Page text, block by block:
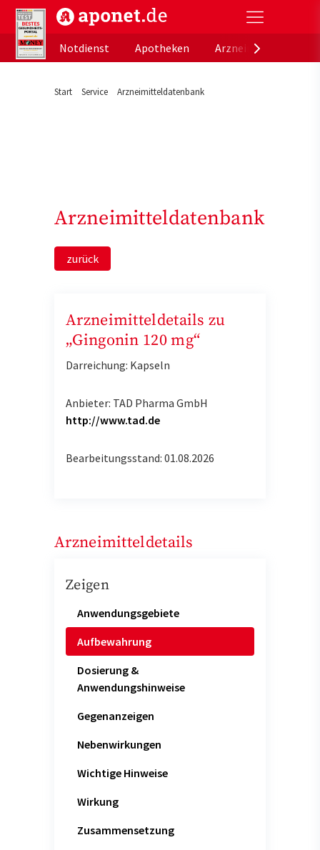
aponet.de - Das offizielle Gesundheitsportal der
Notdienst
Apotheken
Start Service Arzneimitteldatenbank
Arzneimitteldatenbank
zurück
Arzneimitteldetails zu
„Gingonin 120 mg“
Darreichung: Kapseln
Anbieter: TAD Pharma GmbH
http://www.tad.de
Bearbeitungsstand: 01.08.2026
Arzneimitteldetails
Zeigen
Anwendungsgebiete
Aufbewahrung
Dosierung &
Anwendungshinweise
Gegenanzeigen
Nebenwirkungen
Wichtige Hinweise
Wirkung
Zusammensetzung